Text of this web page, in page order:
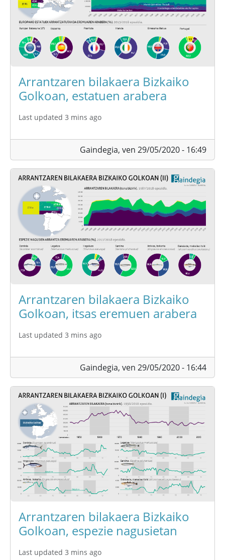
Arrantzaren bilakaera Bizkaiko
Golkoan, estatuen arabera
Last updated 3 mins ago
Gaindegia, ven 29/05/2020 - 16:49
Arrantzaren bilakaera Bizkaiko
Golkoan, itsas eremuen arabera
Last updated 3 mins ago
Gaindegia, ven 29/05/2020 - 16:44
Arrantzaren bilakaera Bizkaiko
Golkoan, espezie nagusietan
Last updated 3 mins ago